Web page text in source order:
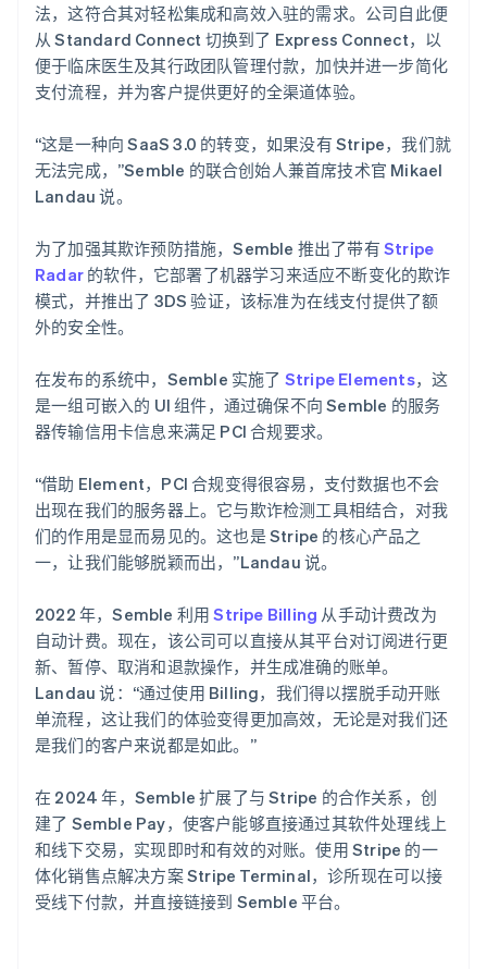
法，这符合其对轻松集成和高效入驻的需求。公司自此便
从 Standard Connect 切换到了 Express Connect，以
便于临床医生及其行政团队管理付款，加快并进一步简化
支付流程，并为客户提供更好的全渠道体验。
“这是一种向 SaaS 3.0 的转变，如果没有 Stripe，我们就
无法完成，”Semble 的联合创始人兼首席技术官 Mikael
Landau 说。
为了加强其欺诈预防措施，Semble 推出了带有 Stripe
Radar 的软件，它部署了机器学习来适应不断变化的欺诈
模式，并推出了 3DS 验证，该标准为在线支付提供了额
外的安全性。
在发布的系统中，Semble 实施了 Stripe Elements，这
是一组可嵌入的 UI 组件，通过确保不向 Semble 的服务
器传输信用卡信息来满足 PCI 合规要求。
“借助 Element，PCI 合规变得很容易，支付数据也不会
出现在我们的服务器上。它与欺诈检测工具相结合，对我
们的作用是显而易见的。这也是 Stripe 的核心产品之
一，让我们能够脱颖而出，”Landau 说。
2022 年，Semble 利用Stripe Billing 从手动计费改为
自动计费。现在，该公司可以直接从其平台对订阅进行更
新、暂停、取消和退款操作，并生成准确的账单。
Landau 说：“通过使用 Billing，我们得以摆脱手动开账
单流程，这让我们的体验变得更加高效，无论是对我们还
是我们的客户来说都是如此。”
在 2024 年，Semble 扩展了与 Stripe 的合作关系，创
建了 Semble Pay，使客户能够直接通过其软件处理线上
和线下交易，实现即时和有效的对账。使用 Stripe 的一
体化销售点解决方案 Stripe Terminal，诊所现在可以接
受线下付款，并直接链接到 Semble 平台。